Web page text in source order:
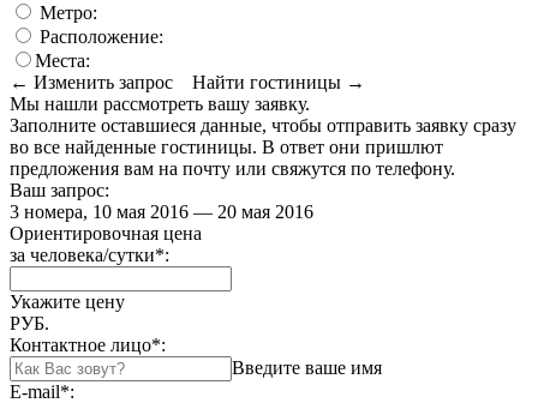
Метро:
Расположение:
Места:
← Изменить запрос
Найти гостиницы →
Мы нашли рассмотреть вашу заявку.
Заполните оставшиеся данные, чтобы отправить заявку сразу
во все найденные гостиницы. В ответ они пришлют
предложения вам на почту или свяжутся по телефону.
Ваш запрос:
3 номера, 10 мая 2016 — 20 мая 2016
Ориентировочная цена
за человека/сутки*:
Укажите цену
РУБ.
Контактное лицо*:
Введите ваше имя
E-mail*: